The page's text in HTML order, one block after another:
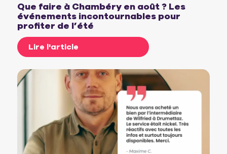
Que faire à Chambéry en août ? Les
événements incontournables pour
profiter de l’été
Lire l'article